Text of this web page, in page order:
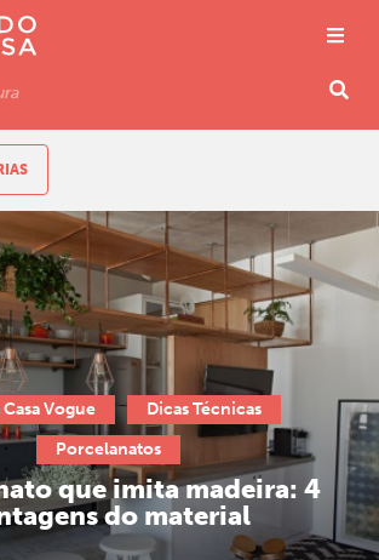
Vogue
Dicas Técnicas
Porcelanatos
que imita madeira: 4
do material